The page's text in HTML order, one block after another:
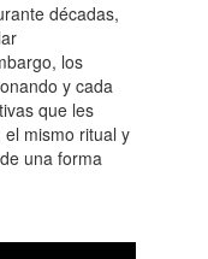
décadas,
los
y cada
que les
mismo ritual y
una forma